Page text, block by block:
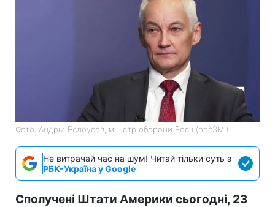
Фото: Андрій Бєлоусов, міністр оборони Росії (росЗМІ)
Не витрачай час на шум! Читай тільки суть з
РБК-Україна у Google
Сполучені Штати Америки сьогодні, 23